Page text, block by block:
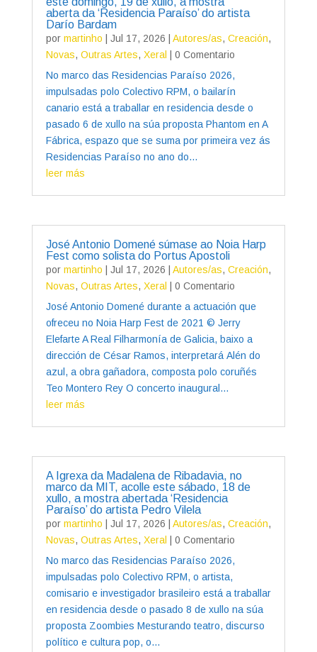
aberta da ‘Residencia Paraíso’ do artista
Darío Bardam
por martinho Jul 17, 2026 Autores/as, Creación,
Novas, Outras Artes, Xeral
| 0 Comentario
No marco das Residencias Paraíso 2026,
impulsadas polo Colectivo RPM, o bailarín
canario está a traballar en residencia desde o
pasado 6 de xullo na súa proposta Phantom en A
Fábrica, espazo que se suma por primeira vez ás
Residencias Paraíso no ano do...
leer más
José Antonio Domené súmase ao Noia Harp
Fest como solista do Portus Apostoli
por martinho Jul 17, 2026 Autores/as, Creación,
Novas, Outras Artes, Xeral
| 0 Comentario
José Antonio Domené durante a actuación que
ofreceu no Noia Harp Fest de 2021 © Jerry
Elefarte A Real Filharmonía de Galicia, baixo a
dirección de César Ramos, interpretará Alén do
azul, a obra gañadora, composta polo coruñés
Teo Montero Rey O concerto inaugural...
leer más
A Igrexa da Madalena de Ribadavia, no
marco da MIT, acolle este sábado, 18 de
xullo, a mostra abertada ‘Residencia
Paraíso’ do artista Pedro Vilela
por martinho Jul 17, 2026 Autores/as, Creación,
Novas, Outras Artes, Xeral
| 0 Comentario
No marco das Residencias Paraíso 2026,
impulsadas polo Colectivo RPM, o artista,
comisario e investigador brasileiro está a traballar
en residencia desde o pasado 8 de xullo na súa
proposta Zoombies Mesturando teatro, discurso
político e cultura pop, o...